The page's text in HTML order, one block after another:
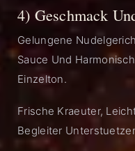
4) Geschmack
Gelungene
Sauce Und
Einzelton.
Frische Kraeuter,
Begleiter